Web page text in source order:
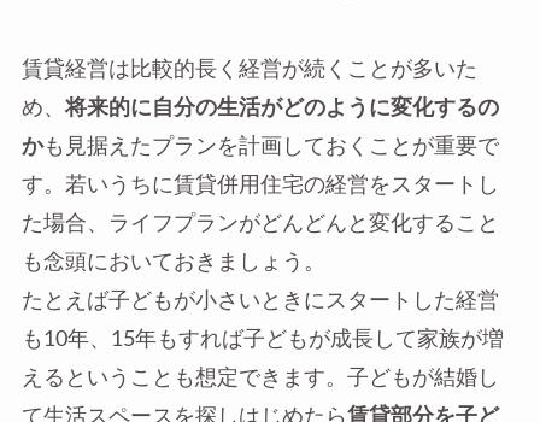
賃貸経営は比較的長く経営が続くことが多いた
め、 将来的に自分の生活がどのように変化するの
かも見据えたプランを計画しておくことが重要で
す。若いうちに賃貸併用住宅の経営をスタートし
た場合、ライフプランがどんどんと変化すること
も念頭においておきましょう。
たとえば子どもが小さいときにスタートした経営
も10年、15年もすれば子どもが成長して家族が増
えるということも想定できます。子どもが結婚し
て生活スペースを探しはじめたら賃貸部分を子ど